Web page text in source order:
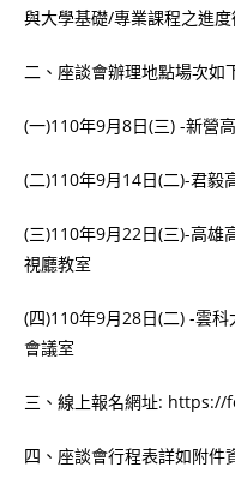
與大學基礎/專業課程之進
二、座談會辦理地點場次如
(一)110年9月8日(三) -新營
(二)110年9月14日(二)-君毅
(三)110年9月22日(三)-高雄
視廳教室
(四)110年9月28日(二) -雲
會議室
三、線上報名網址: https://
四、座談會行程表詳如附件